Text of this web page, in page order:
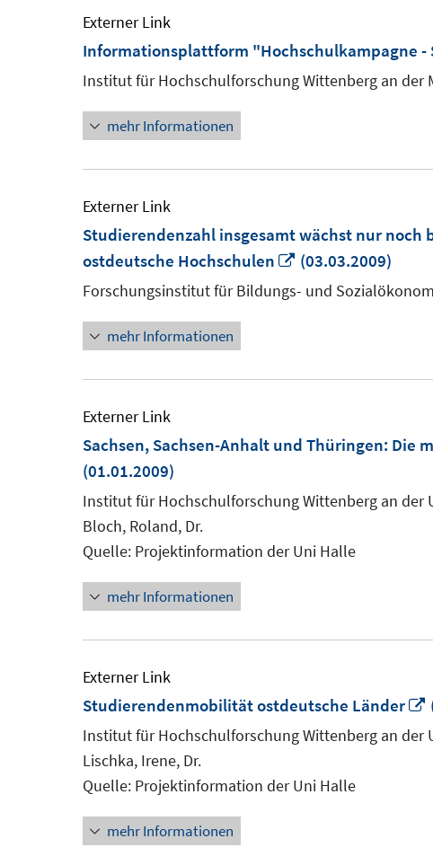
Externer Link
Informationsplattform "Hochschulkampagne
Institut für Hochschulforschung Wittenberg an
mehr Informationen
Externer Link
Studierendenzahl insgesamt wächst nur
ostdeutsche Hochschulen
In
neuem
(03.03.2009)
Forschungsinstitut für Bildungs- und
mehr Informationen
Externer Link
Sachsen, Sachsen-Anhalt und Thüringen: Die
(01.01.2009)
Institut für Hochschulforschung Wittenberg an der
Bloch, Roland, Dr.
Quelle: Projektinformation der Uni Halle
mehr Informationen
Externer Link
Studierendenmobilität ostdeutsche Länder
Institut für Hochschulforschung Wittenberg an der
Lischka, Irene, Dr.
Quelle: Projektinformation der Uni Halle
mehr Informationen